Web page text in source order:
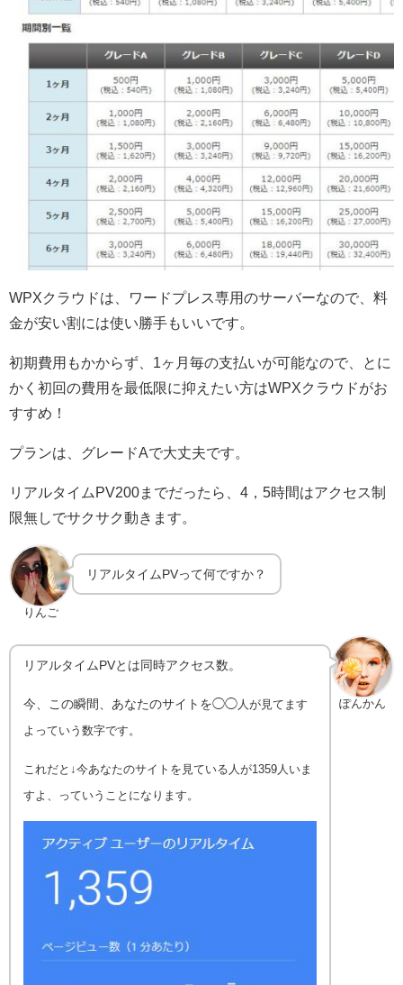
WPXクラウドは、ワードプレス専用のサーバーなので、料
金が安い割には使い勝手もいいです。
初期費用もかからず、1ヶ月毎の支払いが可能なので、とに
かく初回の費用を最低限に抑えたい方はWPXクラウドがお
すすめ！
プランは、グレードAで大丈夫です。
リアルタイムPV200までだったら、4，5時間はアクセス制
限無しでサクサク動きます。
りんご
リアルタイムPVって何ですか？
ぽんかん
リアルタイムPVとは同時アクセス数。
今、この瞬間、あなたのサイトを◯◯ 人が見てます
よっていう数字です。
これだと↓今あなたのサイトを見ている人が1359人いま
すよ、っていうことになります。